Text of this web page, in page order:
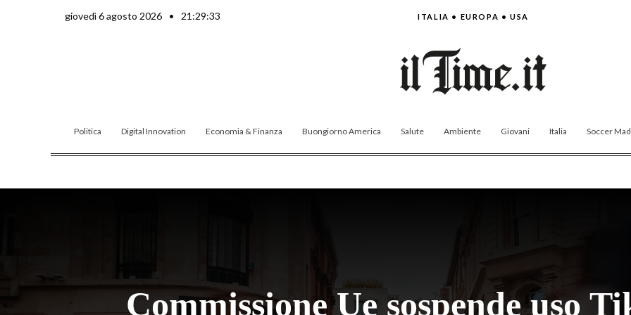
giovedì 6 agosto 2026 • 21:29:34 ITALIA • EUROPA • USA
Politica Digital Innovation Economia & Finanza Buongiorno America Salute Ambiente Giovani Italia Soccer
Commissione Ue sospende uso